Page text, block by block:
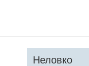
Неловко